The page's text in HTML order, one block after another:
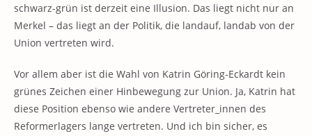
schwarz-grün ist derzeit eine Illusion. Das liegt nicht nur an
Merkel – das liegt an der Politik, die landauf, landab von der
Union vertreten wird.
Vor allem aber ist die Wahl von Katrin Göring-Eckardt kein
grünes Zeichen einer Hinbewegung zur Union. Ja, Katrin hat
diese Position ebenso wie andere Vertreter_innen des
Reformerlagers lange vertreten. Und ich bin sicher, es